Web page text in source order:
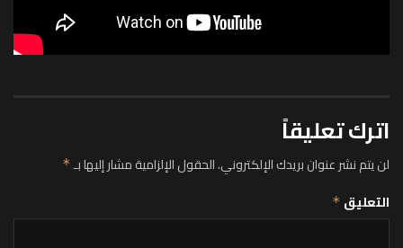
اترك تعليقاً
لن يتم نشر عنوان بريدك الإلكتروني.الحقول الإلزامية مشار إليها بـ*
التعليق *